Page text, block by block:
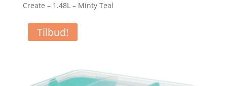
Create – 1.48L – Minty Teal
Tilbud!